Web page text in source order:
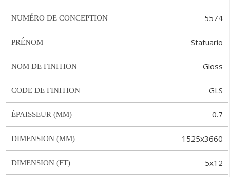
NUMÉRO DE CONCEPTION 5574
PRÉNOM Statuario
NOM DE FINITION Gloss
CODE DE FINITION GLS
ÉPAISSEUR (MM) 0.7
DIMENSION (MM) 1525x3660
DIMENSION (FT) 5x12